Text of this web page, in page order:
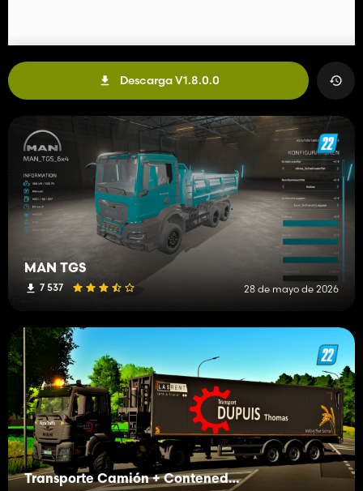
Descarga V1.8.0.0
MAN TGS
7 537 28 de mayo de 2026
Transporte Camión + Contenedor DUPUIS Thomas IRL